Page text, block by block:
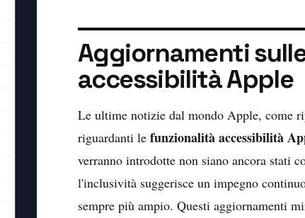
Aggiornamenti
accessibilità Apple
Le ultime notizie dal mondo Apple, come
riguardanti le funzionalità accessibilità
verranno introdotte non siano ancora stati
l'inclusività suggerisce un impegno
sempre più ampio. Questi aggiornamenti